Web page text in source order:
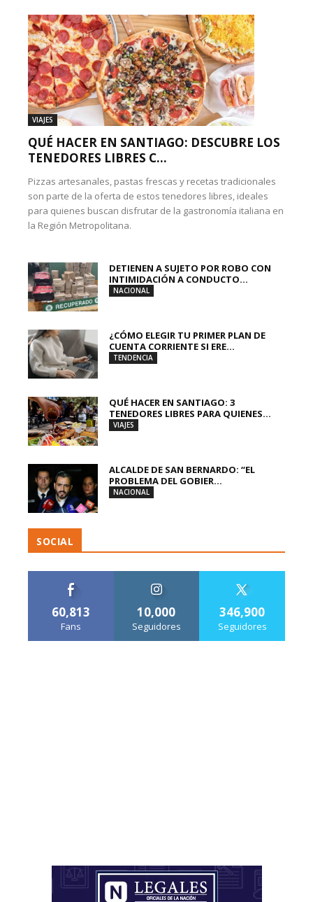
VIAJES
QUÉ HACER EN SANTIAGO: DESCUBRE LOS
TENEDORES LIBRES C...
Pizzas artesanales, pastas frescas y recetas tradicionales
son parte de la oferta de estos tenedores libres, ideales
para quienes buscan disfrutar de la gastronomía italiana en
la Región Metropolitana.
DETIENEN A SUJETO POR ROBO CON
INTIMIDACIÓN A CONDUCTO...
NACIONAL
¿CÓMO ELEGIR TU PRIMER PLAN DE
CUENTA CORRIENTE SI ERE...
TENDENCIA
QUÉ HACER EN SANTIAGO: 3
TENEDORES LIBRES PARA QUIENES...
VIAJES
ALCALDE DE SAN BERNARDO: “EL
PROBLEMA DEL GOBIER...
NACIONAL
SOCIAL
60,813
Fans
10,000
Seguidores
346,900
Seguidores